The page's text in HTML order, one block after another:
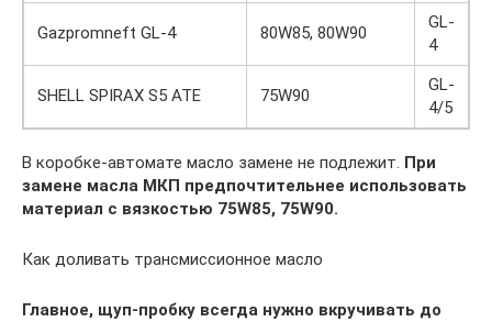
Gazpromneft GL-4 80W85, 80W90
GL-
4
SHELL SPIRAX S5 ATE 75W90
GL-
4/5
В коробке-автомате масло замене не подлежит. При
замене масла МКП предпочтительнее использовать
материал с вязкостью 75W85, 75W90.
Как доливать трансмиссионное масло
Главное, щуп-пробку всегда нужно вкручивать до